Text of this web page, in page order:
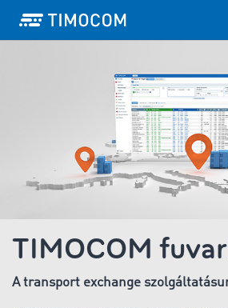
TIMOCOM
A transport exchange